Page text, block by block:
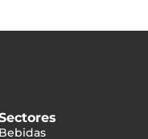
Bebidas